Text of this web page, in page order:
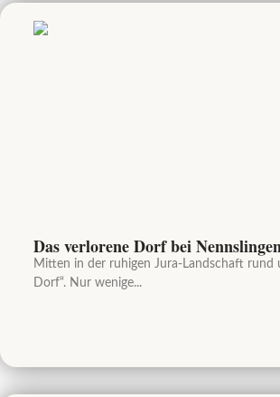
Das verlorene Dorf bei
Mitten in der ruhigen Jura-Landschaft rund
Dorf“. Nur wenige...